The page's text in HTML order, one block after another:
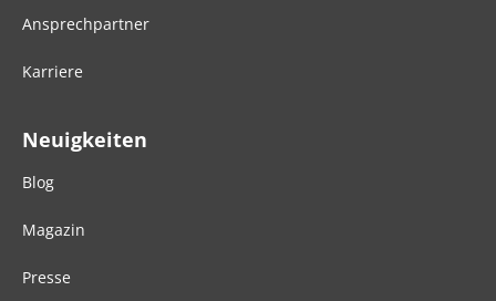
Ansprechpartner
Karriere
Neuigkeiten
Blog
Magazin
Presse